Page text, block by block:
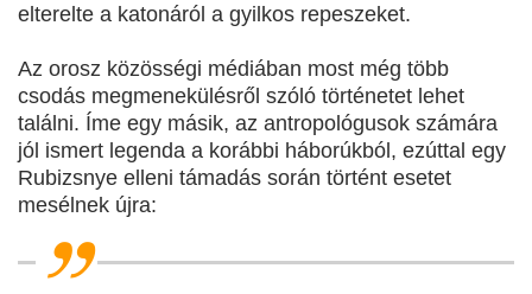
elterelte a katonáról a gyilkos repeszeket.
Az orosz közösségi médiában most még több
csodás megmenekülésről szóló történetet lehet
találni. Íme egy másik, az antropológusok számára
jól ismert legenda a korábbi háborúkból, ezúttal egy
Rubizsnye elleni támadás során történt esetet
mesélnek újra: